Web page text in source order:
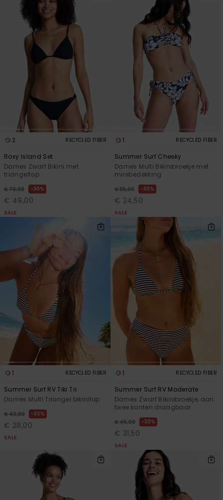
2 RECYCLED FIBER
Roxy Island Set
Dames Zwart Bikini met
triangeltop
€ 70,00 30%
€ 49,00
SALE
1 RECYCLED FIBER
Summer Surf Cheeky
Dames Multi Bikinibroekje met
minibedekking
€ 35,00 30%
€ 24,50
SALE
1 RECYCLED FIBER
Summer Surf RV Tiki Tri
Dames Multi Triangel bikinitop
€ 40,00 30%
€ 28,00
SALE
1 RECYCLED FIBER
Summer Surf RV Moderate
Dames Zwart Bikinibroekje, aan
twee kanten draagbaar
€ 45,00 30%
€ 31,50
SALE